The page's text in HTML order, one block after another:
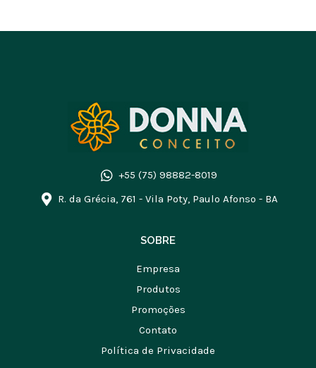
+55 (75) 98882-8019
R. da Grécia, 761 - Vila Poty, Paulo Afonso - BA
SOBRE
Empresa
Produtos
Promoções
Contato
Política de Privacidade